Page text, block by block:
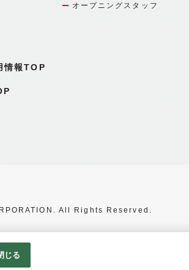
情報TOP
オープニングスタッフ
All Rights Reserved.
て
じる